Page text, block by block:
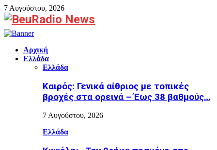
7 Αυγούστου, 2026
Facebook
Αρχική
Ελλάδα
Ελλάδα
Καιρός: Γενικά αίθριος με τοπικές
βροχές στα ορεινά – Έως 38 βαθμούς…
7 Αυγούστου, 2026
Ελλάδα